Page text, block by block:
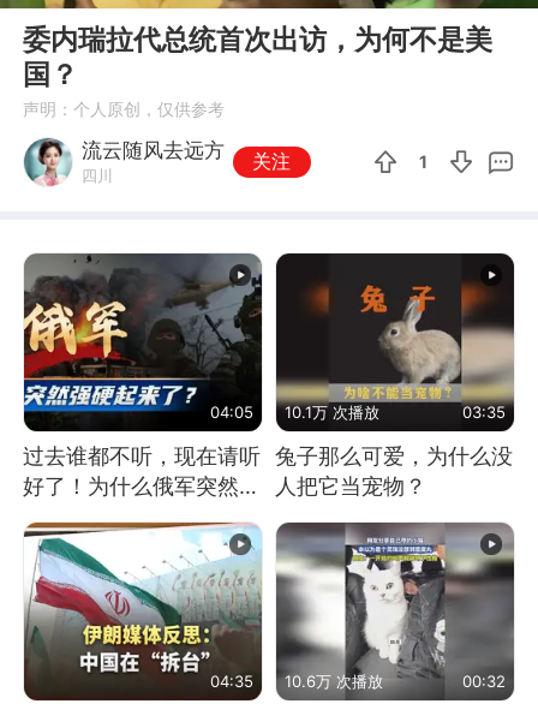
委内瑞拉代总统首次出访，为何不是美
国？
声明：个人原创，仅供参考
流云随风去远方
四川
关注 1
04:05
过去谁都不听，现在请听
好了！为什么俄军突然强
10.1万 次播放 03:35
兔子那么可爱，为什么没
人把它当宠物？
04:35 10.6万 次播放 00:32